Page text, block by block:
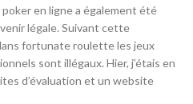
en ligne a également été
légale. Suivant cette
fortunate roulette les jeux
sont illégaux. Hier, j’étais en
d’évaluation et un website